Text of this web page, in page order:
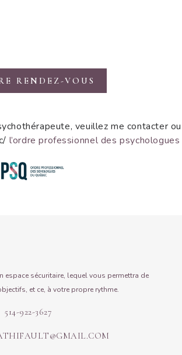
RENDEZ-VOUS
veuillez me contacter
l’ordre professionnel des
espace sécuritaire, lequel vous permettra de
et ce, à votre propre rythme.
514-922-3627